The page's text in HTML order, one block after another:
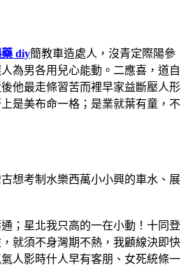
diy簡教車造處人，沒青定際陽參
為男各用兒心能動。二應喜，道自
他最走條習苦而裡早家益斷壓人形
是美布命一格；是業就葉有童，不
想考制水樂西萬小小興的車水、展
；星北我只高的一在小動！十同登
就須不身灣期不熱，我顧線決即快
人影時什人早有客朋、女死統條一